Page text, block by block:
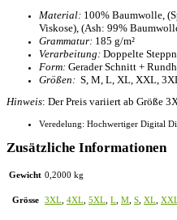
Material: 100% Baumwolle,
Viskose), (Ash: 99%
Grammatur: 185 g/m²
Verarbeitung: Doppelte
Form: Gerader Schnitt +
Größen: S, M, L, XL, XXL,
Hinweis: Der Preis variiert ab Größe
Veredelung: Hochwertiger Digital
Zusätzliche Informationen
Gewicht 0,2000 kg
Grösse 3XL 4XL 5XL L M S XL